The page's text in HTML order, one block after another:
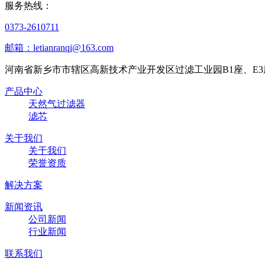
服务热线：
0373-2610711
邮箱：letianranqi@163.com
河南省新乡市市辖区高新技术产业开发区过滤工业园B1座、E3
产品中心
天然气过滤器
滤芯
关于我们
关于我们
荣誉资质
解决方案
新闻资讯
公司新闻
行业新闻
联系我们